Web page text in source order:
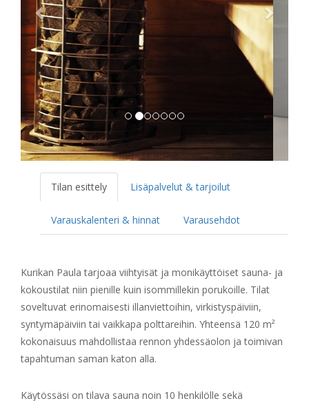
Tilan esittely Lisäpalvelut & tarjoilut
Varauskalenteri & hinnat Varausehdot
Kurikan Paula tarjoaa viihtyisät ja monikäyttöiset sauna- ja
kokoustilat niin pienille kuin isommillekin porukoille. Tilat
soveltuvat erinomaisesti illanviettoihin, virkistyspäiviin,
syntymäpäiviin tai vaikkapa polttareihin. Yhteensä 120 m²
kokonaisuus mahdollistaa rennon yhdessäolon ja toimivan
tapahtuman saman katon alla.
Käytössäsi on tilava sauna noin 10 henkilölle sekä